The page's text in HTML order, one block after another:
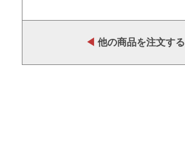
◀ 他の商品を注文する